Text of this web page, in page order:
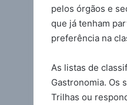
pelos órgãos e
que já tenham
preferência na
As listas de
Gastronomia. Os
Trilhas ou